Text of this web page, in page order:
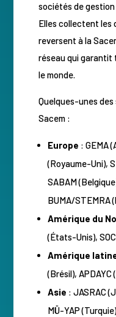
sociétés de
Elles collectent les
reversent à la
réseau qui garantit
le monde.
Quelques-unes
Sacem :
Europe : GEMA
(Royaume-Uni),
SABAM
BUMA/STEMRA
Amérique du
(États-Unis),
Amérique
(Brésil), APDAYC
Asie : JASRAC
MÜ-YAP (Turquie)